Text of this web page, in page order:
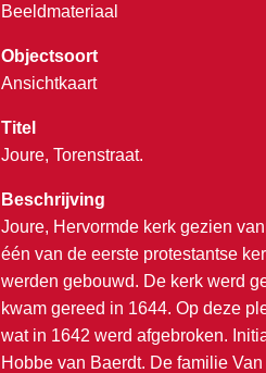
Beeldmateriaal
Objectsoort
Ansichtkaart
Titel
Joure, Torenstraat.
Beschrijving
Joure, Hervormde kerk gezien
één van de eerste protestantse
werden gebouwd. De kerk werd
kwam gereed in 1644. Op deze
wat in 1642 werd afgebroken.
Hobbe van Baerdt. De familie